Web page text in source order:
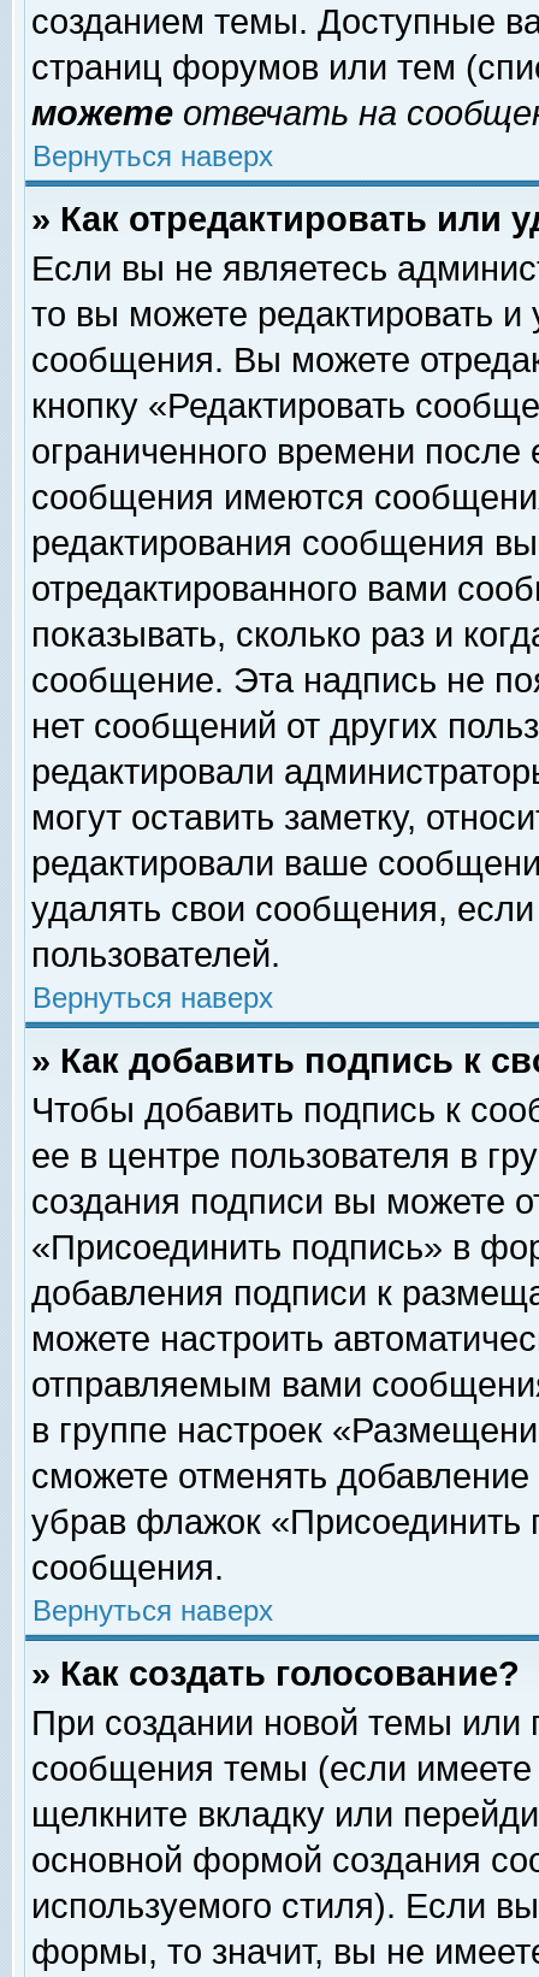
созданием темы. Доступные
страниц форумов или тем
можете отвечать на
Вернуться наверх
» Как отредактировать или
Если вы не являетесь
то вы можете редактировать и
сообщения. Вы можете
кнопку «Редактировать
ограниченного времени
сообщения имеются
редактирования сообщения
отредактированного вами
показывать, сколько раз и
сообщение. Эта надпись не
нет сообщений от других
редактировали
могут оставить заметку,
редактировали ваше
удалять свои сообщения,
пользователей.
Вернуться наверх
» Как добавить подпись к
Чтобы добавить подпись к
ее в центре пользователя в
создания подписи вы можете
«Присоединить подпись» в
добавления подписи к
можете настроить
отправляемым вами
в группе настроек
сможете отменять
убрав флажок «Присоединить
сообщения.
Вернуться наверх
» Как создать голосование?
При создании новой темы или
сообщения темы (если
щелкните вкладку или
основной формой создания
используемого стиля). Если
формы, то значит, вы не